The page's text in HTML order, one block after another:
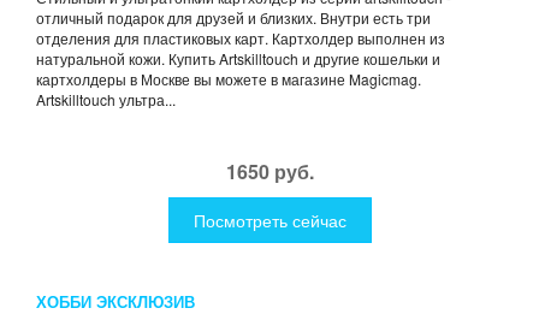
отличный подарок для друзей и близких. Внутри есть три
отделения для пластиковых карт. Картхолдер выполнен из
натуральной кожи. Купить Artskilltouch и другие кошельки и
картхолдеры в Москве вы можете в магазине Magicmag.
Artskilltouch ультра...
1650 руб.
Посмотреть сейчас
ХОББИ ЭКСКЛЮЗИВ